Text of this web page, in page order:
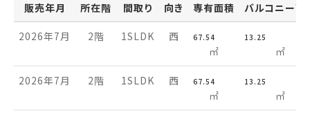
販売年月 所在階 間取り 向き 専有面積 バルコニー面
2026年7月 2階 1SLDK 西 67.54
㎡
13.25
㎡
2026年7月 2階 1SLDK 西 67.54
㎡
13.25
㎡